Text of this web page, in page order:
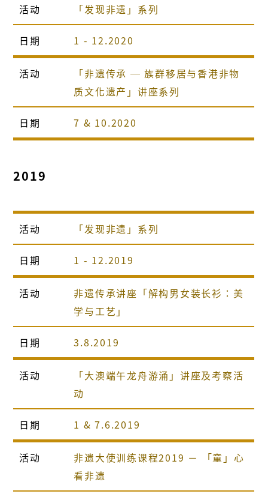
活动 「发现非遗」系列
日期 1 - 12.2020
活动
「非遗传承 ─ 族群移居与香港非物
质文化遗产」讲座系列
日期 7 & 10.2020
2019
活动 「发现非遗」系列
日期 1 - 12.2019
活动
非遗传承讲座「解构男女装长衫：美
学与工艺」
日期 3.8.2019
活动
「大澳端午龙舟游涌」讲座及考察活
动
日期 1 & 7.6.2019
活动
非遗大使训练课程2019 － 「童」心
看非遗